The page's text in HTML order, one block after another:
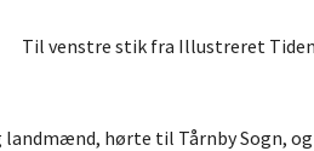
Til venstre stik fra Illustreret
hørte til Tårnby Sogn,